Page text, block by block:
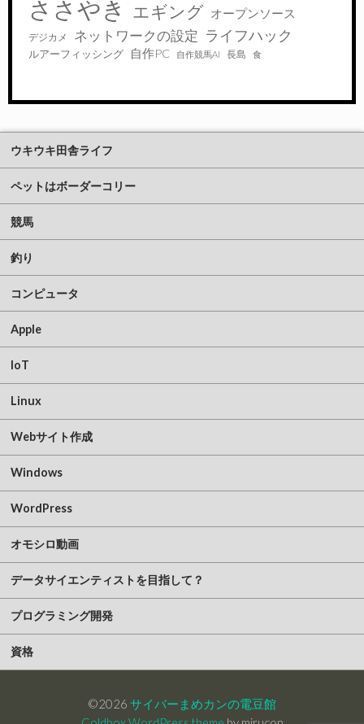
ささやき エギング オープンソース
デジカメ ネットワークの設定 ライフハック
ルアーフィッシング 自作PC 自作競馬AI 長島 食
ウキウキ田舎ライフ
ペットはボーダーコリー
競馬
釣り
コンピュータ
Apple
IoT
Linux
Webサイト作成
Windows
WordPress
オモシロ動画
データサイエンティストを目指して？
プログラミング開発
資格
©2026 サイバーまめカンの電豆館